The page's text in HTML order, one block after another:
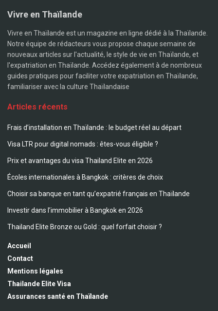
Vivre en Thaïlande
Vivre en Thaïlande est un magazine en ligne dédié à la Thaïlande.
Notre équipe de rédacteurs vous propose chaque semaine de
nouveaux articles sur l'actualité, le style de vie en Thaïlande, et
l'expatriation en Thaïlande. Accédez également à de nombreux
guides pratiques pour faciliter votre expatriation en Thaïlande,
familiariser avec la culture Thaïlandaise
Articles récents
Frais d’installation en Thaïlande : le budget réel au départ
Visa LTR pour digital nomads : êtes-vous éligible ?
Prix et avantages du visa Thailand Elite en 2026
Écoles internationales à Bangkok : critères de choix
Choisir sa banque en tant qu’expatrié français en Thaïlande
Investir dans l’immobilier à Bangkok en 2026
Thailand Elite Bronze ou Gold : quel forfait choisir ?
Accueil
Contact
Mentions légales
Thailande Elite Visa
Assurances santé en Thaïlande